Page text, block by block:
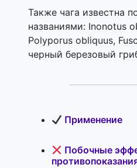
Также чага известна
названиями: Inonotus
Polyporus obliquus,
черный березовый
Применение
Побочные